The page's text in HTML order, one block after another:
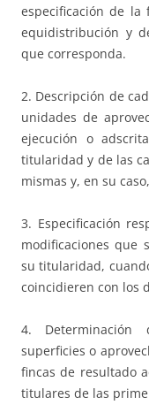
especificación de la
equidistribución y
que corresponda.
2. Descripción de
unidades de
ejecución o
titularidad y de las
mismas y, en su
3. Especificación
modificaciones que
su titularidad,
coincidieren con los
4. Determinación
superficies o
fincas de resultado
titulares de las